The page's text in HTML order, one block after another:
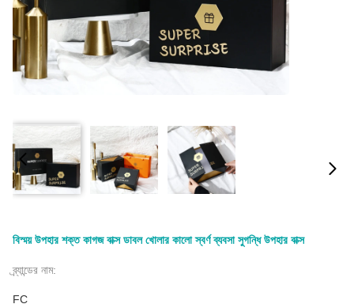
বিস্ময় উপহার শক্ত কাগজ বাক্স ডাবল খোলার কালো স্বর্ণ ব্যবসা সুগন্ধি উপহার বাক্স
ব্র্যান্ডের নাম:
FC